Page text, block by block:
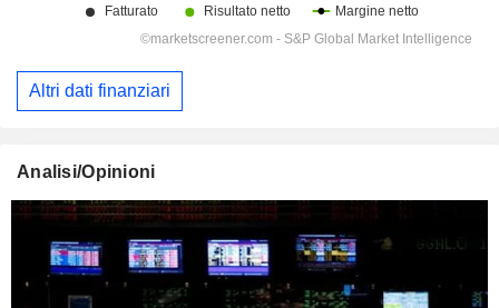
Altri dati finanziari
Analisi/Opinioni